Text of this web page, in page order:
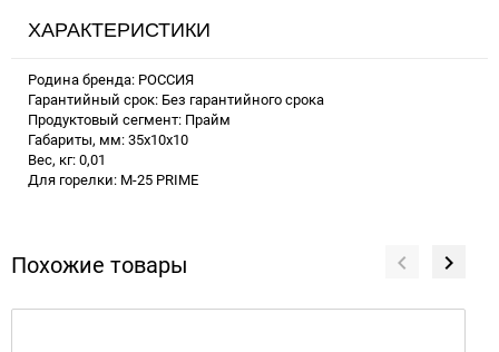
ХАРАКТЕРИСТИКИ
Родина бренда: РОССИЯ
Гарантийный срок: Без гарантийного срока
Продуктовый сегмент: Прайм
Габариты, мм: 35x10x10
Вес, кг: 0,01
Для горелки: M-25 PRIME
Похожие товары